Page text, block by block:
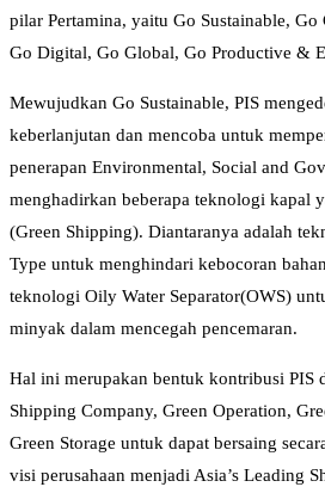
pilar Pertamina, yaitu Go Sustainable,
Go Digital, Go Global, Go Productive &
Mewujudkan Go Sustainable, PIS
keberlanjutan dan mencoba untuk
penerapan Environmental, Social and
menghadirkan beberapa teknologi kapal
(Green Shipping). Diantaranya adalah
Type untuk menghindari kebocoran
teknologi Oily Water Separator(OWS)
minyak dalam mencegah pencemaran.
Hal ini merupakan bentuk kontribusi PIS
Shipping Company, Green Operation,
Green Storage untuk dapat bersaing
visi perusahaan menjadi Asia’s Leading